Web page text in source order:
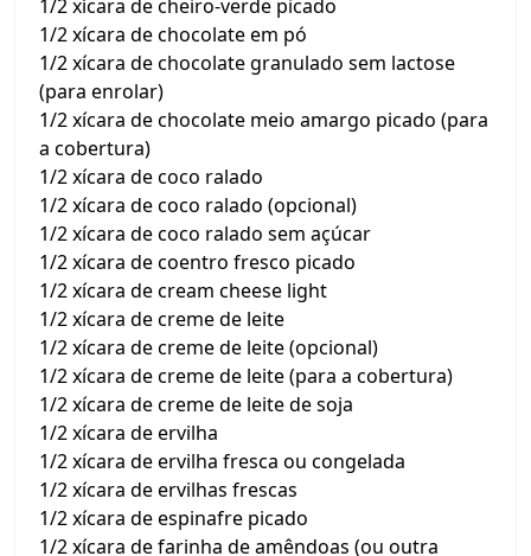
1/2 xícara de cheiro-verde picado
1/2 xícara de chocolate em pó
1/2 xícara de chocolate granulado sem lactose
(para enrolar)
1/2 xícara de chocolate meio amargo picado (para
a cobertura)
1/2 xícara de coco ralado
1/2 xícara de coco ralado (opcional)
1/2 xícara de coco ralado sem açúcar
1/2 xícara de coentro fresco picado
1/2 xícara de cream cheese light
1/2 xícara de creme de leite
1/2 xícara de creme de leite (opcional)
1/2 xícara de creme de leite (para a cobertura)
1/2 xícara de creme de leite de soja
1/2 xícara de ervilha
1/2 xícara de ervilha fresca ou congelada
1/2 xícara de ervilhas frescas
1/2 xícara de espinafre picado
1/2 xícara de farinha de amêndoas (ou outra